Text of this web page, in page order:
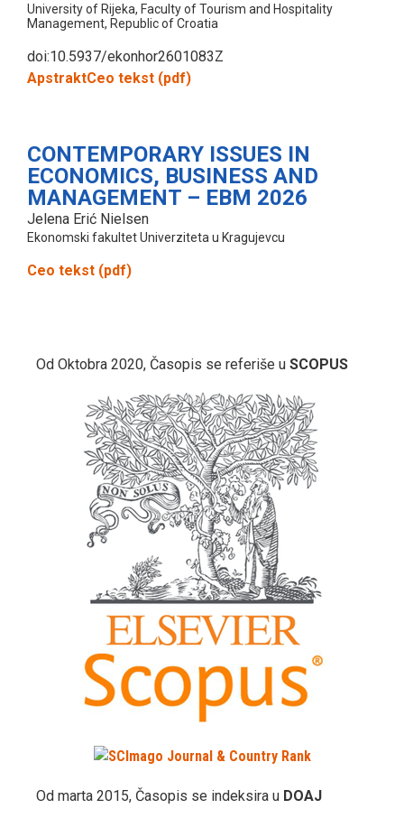
University of Rijeka, Faculty of Tourism and Hospitality
Management, Republic of Croatia
doi:10.5937/ekonhor2601083Z
ApstraktCeo tekst (pdf)
CONTEMPORARY ISSUES IN
ECONOMICS, BUSINESS AND
MANAGEMENT – EBM 2026
Jelena Erić Nielsen
Ekonomski fakultet Univerziteta u Kragujevcu
Ceo tekst (pdf)
Od Oktobra 2020, Časopis se referiše u SCOPUS
Od marta 2015, Časopis se indeksira u DOAJ